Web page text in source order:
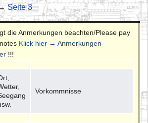
Seite 3
die Anmerkungen beachten/Please pay
Klick hier → Anmerkungen
!!!
Vorkommnisse